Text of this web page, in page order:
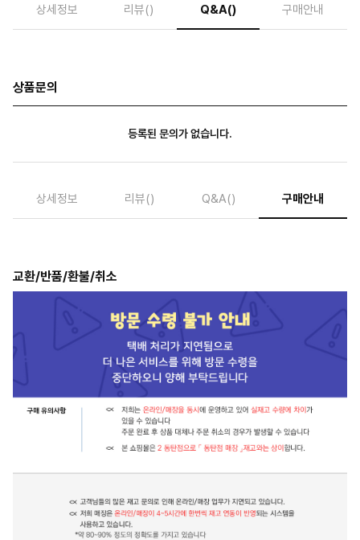
상세정보 리뷰() Q&A() 구매안내
상품문의
등록된 문의가 없습니다.
상세정보 리뷰() Q&A() 구매안내
교환/반품/환불/취소